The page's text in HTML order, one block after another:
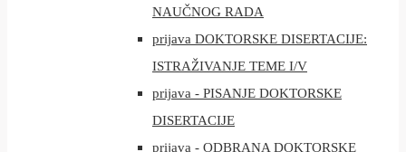
NAUČNOG RADA
prijava DOKTORSKE DISERTACIJE:
ISTRAŽIVANJE TEME I/V
prijava - PISANJE DOKTORSKE
DISERTACIJE
prijava - ODBRANA DOKTORSKE